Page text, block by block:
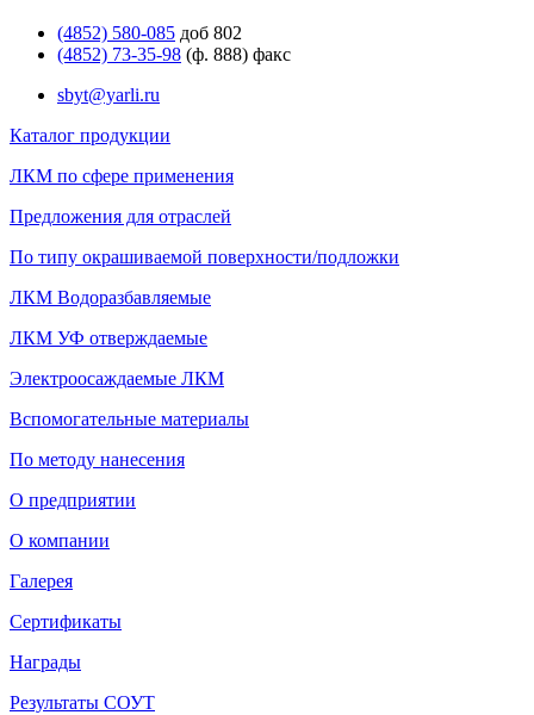
(4852) 580-085 доб 802
(4852) 73-35-98 (ф. 888) факс
sbyt@yarli.ru
Каталог продукции
ЛКМ по сфере применения
Предложения для отраслей
По типу окрашиваемой поверхности/подложки
ЛКМ Водоразбавляемые
ЛКМ УФ отверждаемые
Электроосаждаемые ЛКМ
Вспомогательные материалы
По методу нанесения
О предприятии
О компании
Галерея
Сертификаты
Награды
Результаты СОУТ